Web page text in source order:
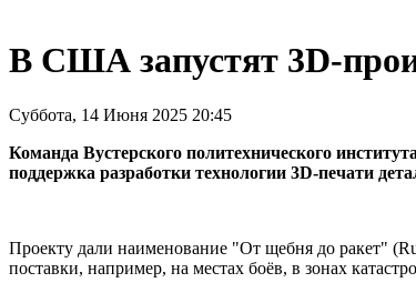
В США запустят 3D-
Суббота, 14 Июня 2025 20:45
Команда Вустерского политехнического
поддержка разработки технологии 3D-печати
Проекту дали наименование "От щебня до ракет"
поставки, например, на местах боёв, в зонах